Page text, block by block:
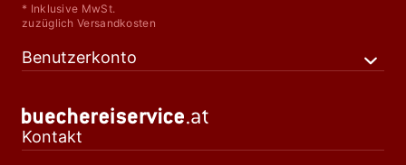
* Inklusive MwSt.
zuzüglich Versandkosten
Benutzerkonto
Kontakt